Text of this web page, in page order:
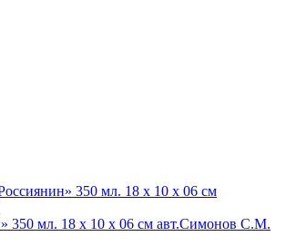
350 мл. 18 х 10 х 06 см авт.Симонов С.М.